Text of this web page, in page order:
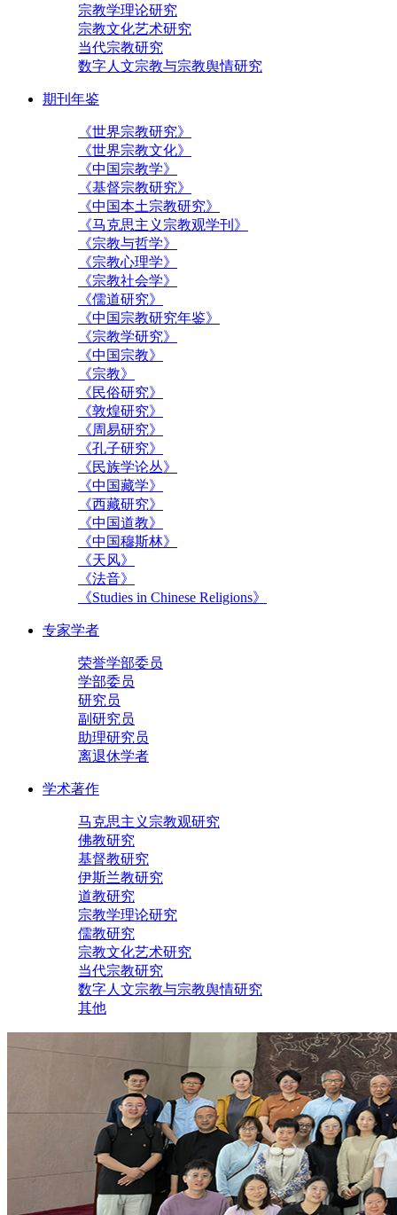
宗教学理论研究
宗教文化艺术研究
当代宗教研究
数字人文宗教与宗教舆情研究
期刊年鉴
《世界宗教研究》
《世界宗教文化》
《中国宗教学》
《基督宗教研究》
《中国本土宗教研究》
《马克思主义宗教观学刊》
《宗教与哲学》
《宗教心理学》
《宗教社会学》
《儒道研究》
《中国宗教研究年鉴》
《宗教学研究》
《中国宗教》
《宗教》
《民俗研究》
《敦煌研究》
《周易研究》
《孔子研究》
《民族学论丛》
《中国藏学》
《西藏研究》
《中国道教》
《中国穆斯林》
《天风》
《法音》
《Studies in Chinese Religions》
专家学者
荣誉学部委员
学部委员
研究员
副研究员
助理研究员
离退休学者
学术著作
马克思主义宗教观研究
佛教研究
基督教研究
伊斯兰教研究
道教研究
宗教学理论研究
儒教研究
宗教文化艺术研究
当代宗教研究
数字人文宗教与宗教舆情研究
其他